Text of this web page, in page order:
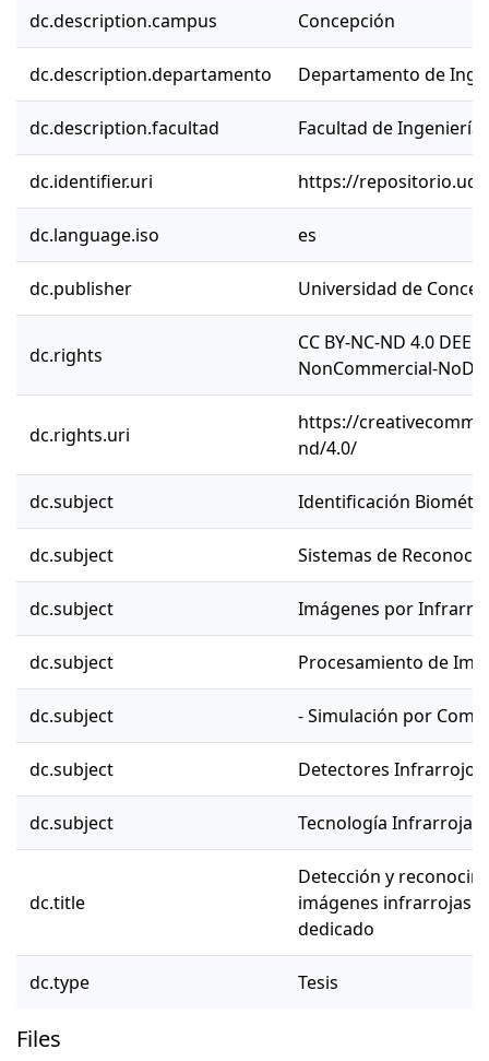
dc.description.campus Concepción
dc.description.departamento Departamento de
dc.description.facultad Facultad de Ingeniería
dc.identifier.uri https://
dc.language.iso es
dc.publisher Universidad de
dc.rights
CC BY-NC-ND 4.0
NonCommercial-
dc.rights.uri
https://
nd/4.0/
dc.subject Identificación
dc.subject Sistemas de
dc.subject Imágenes por
dc.subject Procesamiento de
dc.subject - Simulación por
dc.subject Detectores Infrarrojos
dc.subject Tecnología Infrarroja
dc.title
Detección y
imágenes infrarrojas
dedicado
dc.type Tesis
Files